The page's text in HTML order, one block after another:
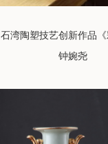
石湾陶塑技艺创新作品《
钟婉尧